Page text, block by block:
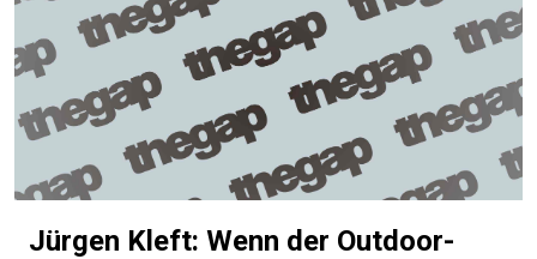
Jürgen Kleft: Wenn der Outdoor-